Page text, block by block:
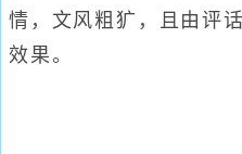
情，文风粗犷，且由评
效果。